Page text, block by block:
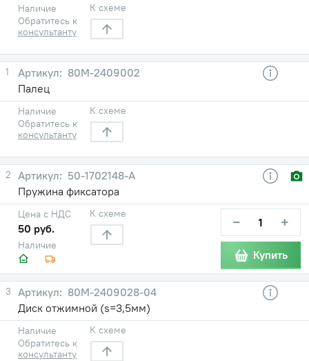
Наличие
Обратитесь к
консультанту
К схеме
1
80М-2409002
Палец
Наличие
Обратитесь к
консультанту
К схеме
2
50-1702148-А
Пружина фиксатора
Наличие
Цена с НДС
50 руб.
К схеме − +
Купить
3
80М-2409028-04
Диск отжимной (s=3,5мм)
Наличие
Обратитесь к
консультанту
К схеме